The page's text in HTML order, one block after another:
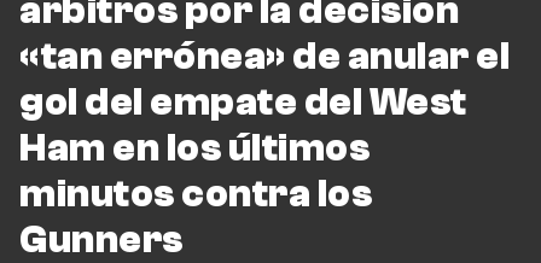
árbitros por la decisión
«tan errónea» de anular el
gol del empate del West
Ham en los últimos
minutos contra los
Gunners